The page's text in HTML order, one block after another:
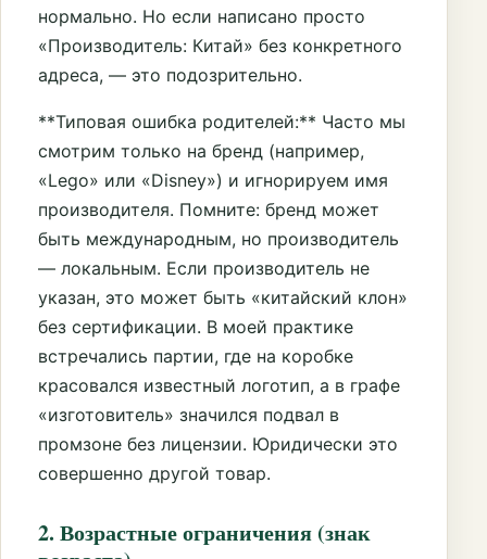
нормально. Но если написано просто
«Производитель: Китай» без конкретного
адреса, — это подозрительно.
**Типовая ошибка родителей:** Часто мы
смотрим только на бренд (например,
«Lego» или «Disney») и игнорируем имя
производителя. Помните: бренд может
быть международным, но производитель
— локальным. Если производитель не
указан, это может быть «китайский клон»
без сертификации. В моей практике
встречались партии, где на коробке
красовался известный логотип, а в графе
«изготовитель» значился подвал в
промзоне без лицензии. Юридически это
совершенно другой товар.
2. Возрастные ограничения (знак